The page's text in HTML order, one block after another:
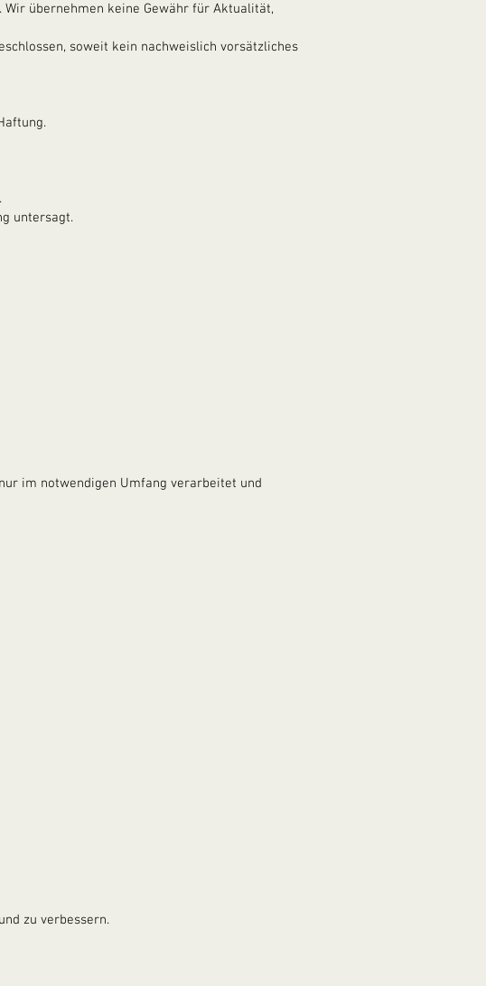
übernehmen keine Gewähr für Aktualität,
soweit kein nachweislich vorsätzliches
untersagt.
im notwendigen Umfang verarbeitet und
zu verbessern.